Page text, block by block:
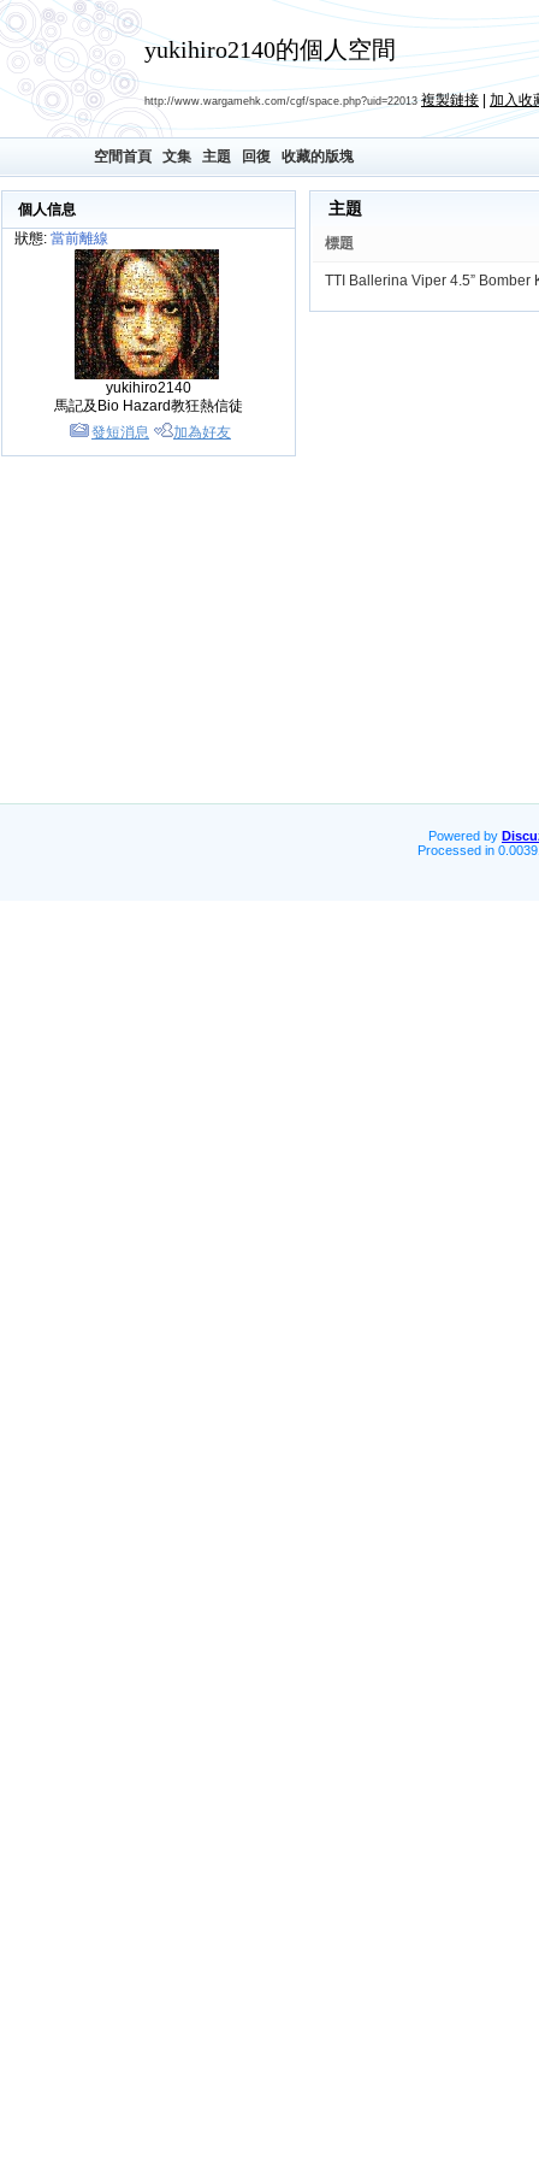
yukihiro2140的個人空間
http://www.wargamehk.com/cgf/space.php?uid=22013 複製鏈接 加入收
空間首頁 文集 主題 回復 收藏的版塊
個人信息
狀態: 當前離線
yukihiro2140
馬記及Bio Hazard教狂熱信徒
發短消息
加為好友
主題
標題
TTI Ballerina Viper 4.5” Bomber
Powered by
Processed in